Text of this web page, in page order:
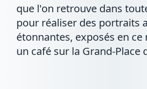
que l'on retrouve dans
pour réaliser des portraits
étonnantes, exposés en
un café sur la Grand-Place